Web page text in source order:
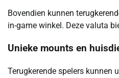
Bovendien kunnen
in-game winkel. Deze valuta
Unieke mounts en
Terugkerende spelers kunnen